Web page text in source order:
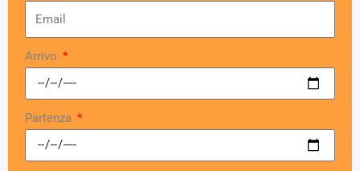
Arrivo
Partenza